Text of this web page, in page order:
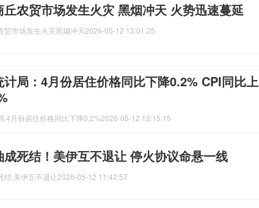
丘农贸市场发生火灾 黑烟冲天 火势迅速蔓延
贸市场发生火灾黑烟冲天2026-05-12 13:01:25
计局：4月份居住价格同比下降0.2% CPI同比上
,4月份居住价格同比下降0,2%2026-05-12 12:15:15
成死结！美伊互不退让 停火协议命悬一线
结,美伊互不退让2026-05-12 11:42:57